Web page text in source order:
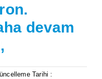
devam
Tarihi :